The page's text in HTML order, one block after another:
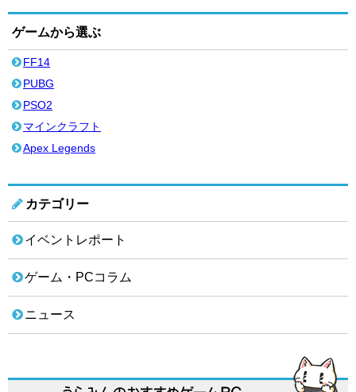
カテゴリー
イベントレポート
ゲーム・PCコラム
ニュース
ゲームから選ぶ
FF14
PUBG
PSO2
マインクラフト
Apex Legends